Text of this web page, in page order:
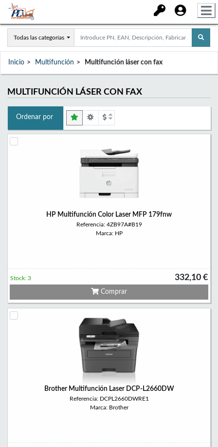
Todas las categorías
Inicio Multifunción Multifunción láser con fax
MULTIFUNCIÓN LÁSER CON FAX
Ordenar por
HP Multifunción Color Laser MFP 179fnw
Referencia: 4ZB97A#B19
Marca: HP
332,10 €
Stock: 3
Comprar
Brother Multifunción Laser DCP-L2660DW
Referencia: DCPL2660DWRE1
Marca: Brother